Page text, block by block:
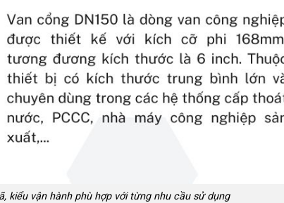
kiểu vận hành phù hợp với từng nhu cầu sử dụng